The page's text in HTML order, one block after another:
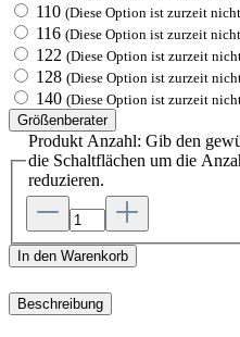
110 (Diese Option ist zurzeit
116 (Diese Option ist zurzeit
122 (Diese Option ist zurzeit
128 (Diese Option ist zurzeit
140 (Diese Option ist zurzeit
Größenberater
Produkt Anzahl: Gib den
die Schaltflächen um die
reduzieren.
In den Warenkorb
Beschreibung